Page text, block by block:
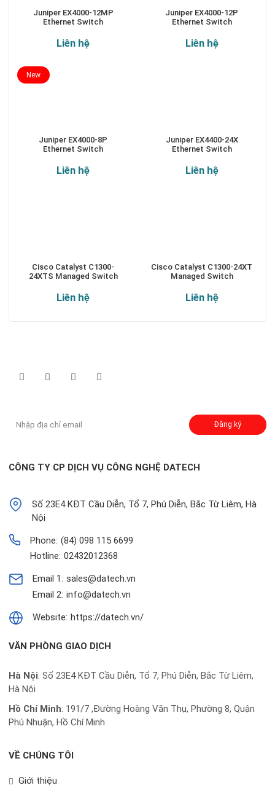
Juniper EX4000-12MP
Ethernet Switch
Liên hệ
Juniper EX4000-12P
Ethernet Switch
Liên hệ
Juniper EX4000-8P
Ethernet Switch
Liên hệ
New
Juniper EX4400-24X
Ethernet Switch
Liên hệ
Cisco Catalyst C1300-
24XTS Managed Switch
Liên hệ
Cisco Catalyst C1300-24XT
Managed Switch
Liên hệ
Đăng ký
CÔNG TY CP DỊCH VỤ CÔNG NGHỆ DATECH
Số 23E4 KĐT Cầu Diễn, Tổ 7, Phú Diễn, Bắc Từ Liêm, Hà
Nội
Phone: (84) 098 115 6699
Hotline: 02432012368
Email 1: sales@datech.vn
Email 2: info@datech.vn
Website: https://datech.vn/
VĂN PHÒNG GIAO DỊCH
Hà Nội: Số 23E4 KĐT Cầu Diễn, Tổ 7, Phú Diễn, Bắc Từ Liêm,
Hà Nội
Hồ Chí Minh: 191/7 ,Đường Hoàng Văn Thụ, Phường 8, Quận
Phú Nhuận, Hồ Chí Minh
VỀ CHÚNG TÔI
Giới thiệu